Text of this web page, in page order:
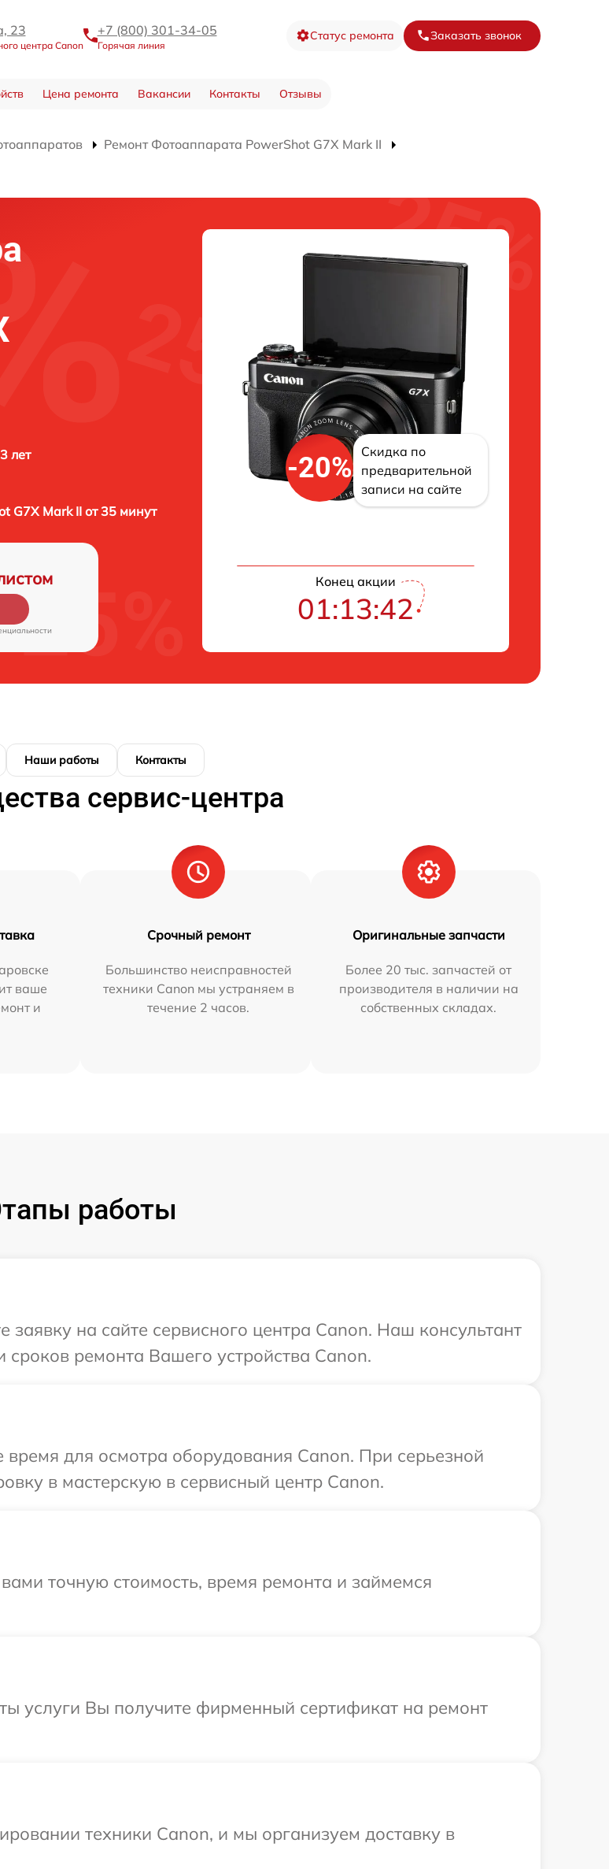
23
центра Canon
+7 (800) 301-34-05
Горячая линия
Статус ремонта Заказать звонок
Цена ремонта Вакансии Контакты Отзывы
Ремонт Фотоаппарата PowerShot G7X Mark II
лет
G7X Mark II от 35 минут
-20%
Скидка по
предварительной
записи на сайте
Конец акции
01:13:41
Наши работы Контакты
сервис-центра
ваше
и
Срочный ремонт
Большинство неисправностей
техники Canon мы устраняем в
течение 2 часов.
Оригинальные запчасти
Более 20 тыс. запчастей от
производителя в наличии на
собственных складах.
работы
на сайте сервисного центра Canon. Наш консультант
ремонта Вашего устройства Canon.
для осмотра оборудования Canon. При серьезной
в мастерскую в сервисный центр Canon.
точную стоимость, время ремонта и займемся
услуги Вы получите фирменный сертификат на ремонт
техники Canon, и мы организуем доставку в